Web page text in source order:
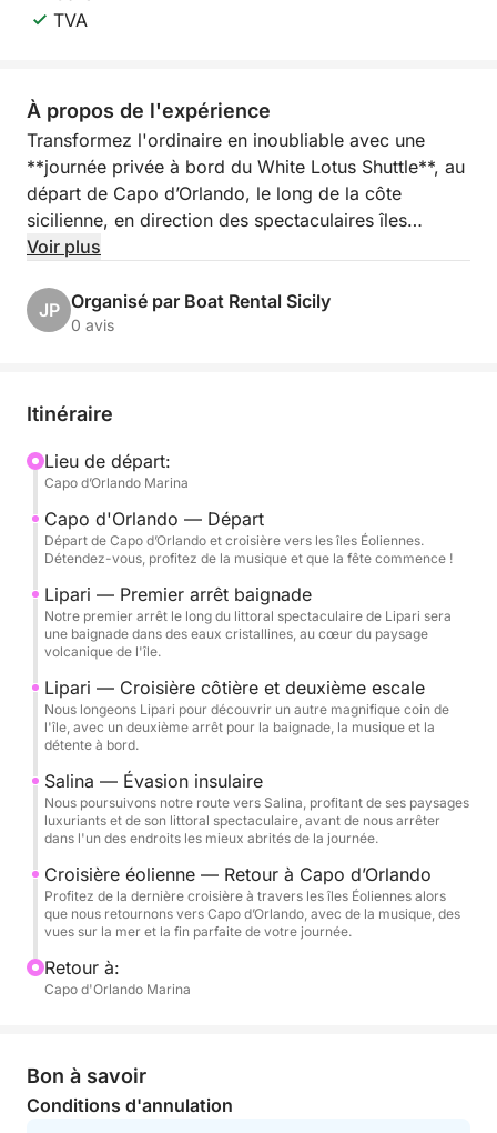
TVA
À propos de l'expérience
Transformez l'ordinaire en inoubliable avec une
**journée privée à bord du White Lotus Shuttle**, au
départ de Capo d’Orlando, le long de la côte
sicilienne, en direction des spectaculaires îles
Éoliennes.
Que vous planifiez un **enterrement de vie de jeune
fille chic, un anniversaire important, une célébration
Shuttle vous offre un cadre privé pour une journée
Embarquez à bord d'un élégant bateau au style
classique, aux détails en bois raffinés et au charme
méditerranéen intemporel. Inspiré par l'atmosphère
sophistiquée de la célèbre série *White Lotus*, le
bateau offre un décor unique pour célébrer avec
style tout en découvrant l'une des plus belles
destinations de Sicile.
Au départ de **Capo d’Orlando**, nous mettons le
cap sur les îles Éoliennes. En fonction des conditions
météorologiques et maritimes, votre équipage
choisira le meilleur itinéraire et les plus beaux sites
pour la journée, vous faisant naviguer entre
paysages volcaniques, côtes magnifiques et eaux
Mais il ne s'agit pas d'une simple excursion
touristique. **Cette journée est la vôtre.**
Baignez-vous et explorez les eaux cristallines des
fond, dansez avec vos amis ou profitez simplement
du soleil méditerranéen tandis que nous naviguons
Voir plus
JP Organisé par Boat Rental Sicily
0 avis
Itinéraire
Lieu de départ:
Capo d’Orlando Marina
Capo d'Orlando — Départ
Départ de Capo d’Orlando et croisière vers les îles Éoliennes.
Détendez-vous, profitez de la musique et que la fête commence !
Lipari — Premier arrêt baignade
Notre premier arrêt le long du littoral spectaculaire de Lipari sera
une baignade dans des eaux cristallines, au cœur du paysage
volcanique de l'île.
Lipari — Croisière côtière et deuxième escale
Nous longeons Lipari pour découvrir un autre magnifique coin de
l'île, avec un deuxième arrêt pour la baignade, la musique et la
détente à bord.
Salina — Évasion insulaire
Nous poursuivons notre route vers Salina, profitant de ses paysages
luxuriants et de son littoral spectaculaire, avant de nous arrêter
dans l'un des endroits les mieux abrités de la journée.
Croisière éolienne — Retour à Capo d’Orlando
Profitez de la dernière croisière à travers les îles Éoliennes alors
que nous retournons vers Capo d’Orlando, avec de la musique, des
vues sur la mer et la fin parfaite de votre journée.
Retour à:
Capo d'Orlando Marina
Bon à savoir
Conditions d'annulation